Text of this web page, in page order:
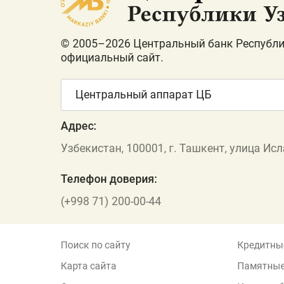
© 2005–2026 Центральный банк
официальный сайт.
Центральный аппарат ЦБ
Адрес:
Узбекистан, 100001, г. Ташкент, улица
Телефон доверия:
(+998 71) 200-00-44
Поиск по сайту
Карта сайта